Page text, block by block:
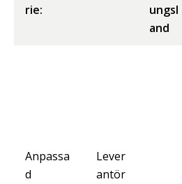
rie:
ungsl
and
Anpassa
d
Lever
antör